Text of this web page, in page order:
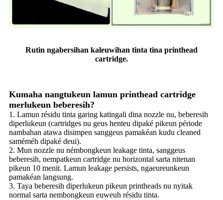
Rutin ngabersihan kaleuwihan tinta tina printhead
cartridge.
Kumaha nangtukeun lamun printhead cartridge
merlukeun beberesih?
1. Lamun résidu tinta garing katingali dina nozzle nu, beberesih
diperlukeun (cartridges nu geus henteu dipaké pikeun période
nambahan atawa disimpen sanggeus pamakéan kudu cleaned
saméméh dipaké deui).
2. Mun nozzle nu némbongkeun leakage tinta, sanggeus
beberesih, nempatkeun cartridge nu horizontal sarta nitenan
pikeun 10 menit. Lamun leakage persists, ngaeureunkeun
pamakéan langsung.
3. Taya beberesih diperlukeun pikeun printheads nu nyitak
normal sarta nembongkeun euweuh résidu tinta.